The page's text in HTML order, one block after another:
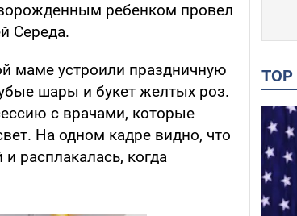
ребенком провел
Середа.
маме устроили праздничную
шары и букет желтых роз.
с врачами, которые
На одном кадре видно, что
расплакалась, когда